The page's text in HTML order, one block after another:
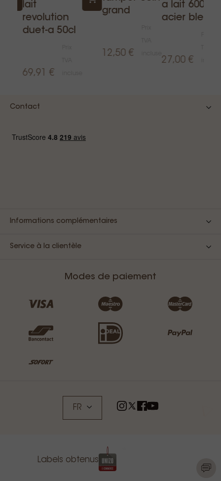
lait
revolution
duet-a 50cl
69,91 €
grand
12,50 €
a lait 600 ml
acier bleu
27,00 €
Contact
Informations complémentaires
Service à la clientèle
Modes de paiement
FR
Labels obtenus